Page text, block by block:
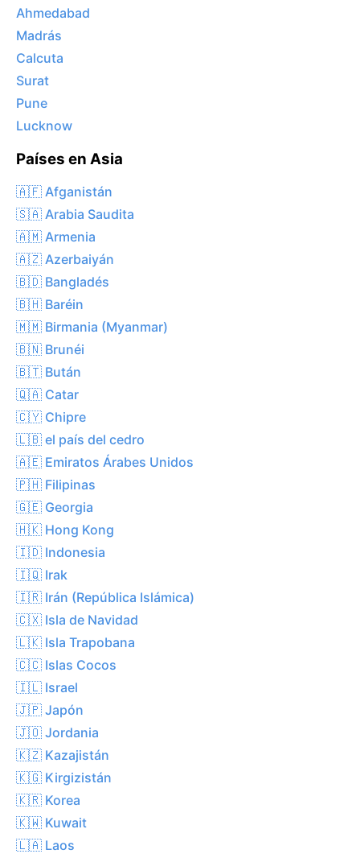
Ahmedabad
Madrás
Calcuta
Surat
Pune
Lucknow
Países en Asia
🇦🇫 Afganistán
🇸🇦 Arabia Saudita
🇦🇲 Armenia
🇦🇿 Azerbaiyán
🇧🇩 Bangladés
🇧🇭 Baréin
🇲🇲 Birmania (Myanmar)
🇧🇳 Brunéi
🇧🇹 Bután
🇶🇦 Catar
🇨🇾 Chipre
🇱🇧 el país del cedro
🇦🇪 Emiratos Árabes Unidos
🇵🇭 Filipinas
🇬🇪 Georgia
🇭🇰 Hong Kong
🇮🇩 Indonesia
🇮🇶 Irak
🇮🇷 Irán (República Islámica)
🇨🇽 Isla de Navidad
🇱🇰 Isla Trapobana
🇨🇨 Islas Cocos
🇮🇱 Israel
🇯🇵 Japón
🇯🇴 Jordania
🇰🇿 Kazajistán
🇰🇬 Kirgizistán
🇰🇷 Korea
🇰🇼 Kuwait
🇱🇦 Laos